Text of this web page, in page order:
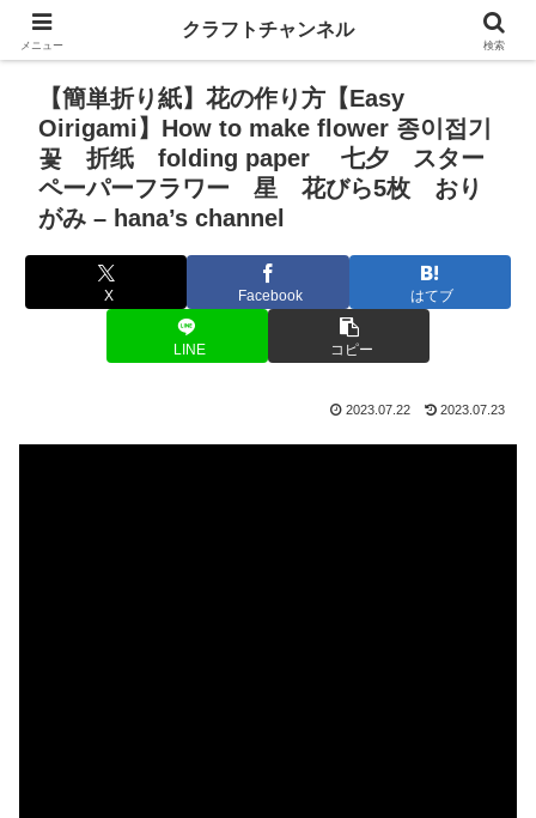
【簡単折り紙】花の作り方【Easy
Oirigami】How to make flower 종이접기
꽃 折纸 folding paper 七夕 スター
ペーパーフラワー 星 花びら5枚 おり
がみ – hana’s channel
X Facebook はてブ
LINE コピー
2023.07.22 2023.07.23
メニュー
クラフトチャンネル
検索